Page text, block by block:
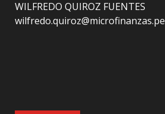
WILFREDO QUIROZ FUENTES
wilfredo.quiroz@microfinanzas.pe